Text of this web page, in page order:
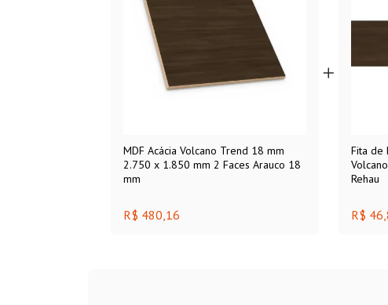
MDF Acácia Volcano Trend 18 mm
2.750 x 1.850 mm 2 Faces Arauco 18
mm
R$ 480,16
Fita de
Rehau
R$